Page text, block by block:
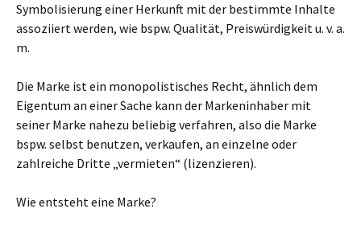
Symbolisierung einer Herkunft mit der bestimmte Inhalte
assoziiert werden, wie bspw. Qualität, Preiswürdigkeit u. v. a.
m.
Die Marke ist ein monopolistisches Recht, ähnlich dem
Eigentum an einer Sache kann der Markeninhaber mit
seiner Marke nahezu beliebig verfahren, also die Marke
bspw. selbst benutzen, verkaufen, an einzelne oder
zahlreiche Dritte „vermieten“ (lizenzieren).
Wie entsteht eine Marke?